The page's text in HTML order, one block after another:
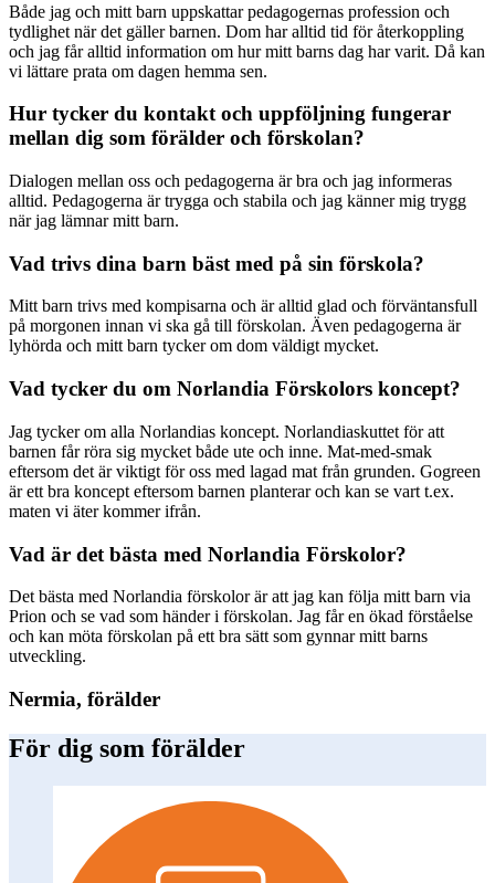
Både jag och mitt barn uppskattar pedagogernas profession och
tydlighet när det gäller barnen. Dom har alltid tid för återkoppling
och jag får alltid information om hur mitt barns dag har varit. Då kan
vi lättare prata om dagen hemma sen.
Hur tycker du kontakt och uppföljning fungerar
mellan dig som förälder och förskolan?
Dialogen mellan oss och pedagogerna är bra och jag informeras
alltid. Pedagogerna är trygga och stabila och jag känner mig trygg
när jag lämnar mitt barn.
Vad trivs dina barn bäst med på sin förskola?
Mitt barn trivs med kompisarna och är alltid glad och förväntansfull
på morgonen innan vi ska gå till förskolan. Även pedagogerna är
lyhörda och mitt barn tycker om dom väldigt mycket.
Vad tycker du om Norlandia Förskolors koncept?
Jag tycker om alla Norlandias koncept. Norlandiaskuttet för att
barnen får röra sig mycket både ute och inne. Mat-med-smak
eftersom det är viktigt för oss med lagad mat från grunden. Gogreen
är ett bra koncept eftersom barnen planterar och kan se vart t.ex.
maten vi äter kommer ifrån.
Vad är det bästa med Norlandia Förskolor?
Det bästa med Norlandia förskolor är att jag kan följa mitt barn via
Prion och se vad som händer i förskolan. Jag får en ökad förståelse
och kan möta förskolan på ett bra sätt som gynnar mitt barns
utveckling.
Nermia, förälder
För dig som förälder